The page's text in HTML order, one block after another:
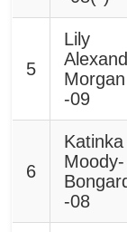
5
Lily
Morgan
-09
6
Katinka
Moody-
-08